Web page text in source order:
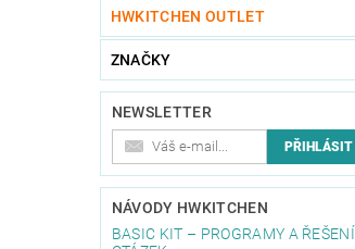
HWKITCHEN OUTLET
ZNAČKY
NEWSLETTER
NÁVODY HWKITCHEN
BASIC KIT – PROGRAMY A ŘEŠENÍ